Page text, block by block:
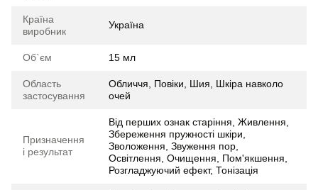
Країна
виробник
Україна
Об`єм 15 мл
Область
застосування
Обличчя, Повіки, Шия, Шкіра навколо
очей
Призначення
і результат
Від перших ознак старіння, Живлення,
Збереження пружності шкіри,
Зволоження, Звуження пор,
Освітлення, Очищення, Пом'якшення,
Розгладжуючий ефект, Тонізація